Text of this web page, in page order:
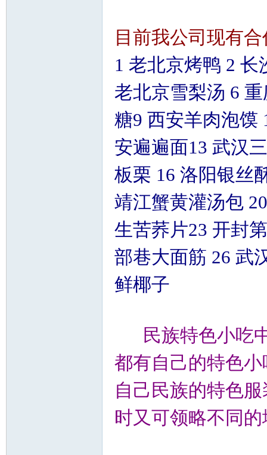
目前我公司现有
1 老北京烤鸭 2
老北京雪梨汤 6
糖9 西安羊肉泡馍
安遍遍面13 武汉
板栗 16 洛阳银丝
靖江蟹黄灌汤包
生苦荞片23 开封
部巷大面筋 26 武
鲜椰子
民族特色小吃
都有自己的特色
自己民族的特色
时又可领略不同